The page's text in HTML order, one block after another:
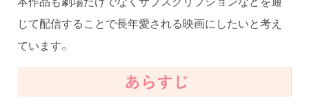
じて配信することで長年愛される映画にしたいと考え
ています。